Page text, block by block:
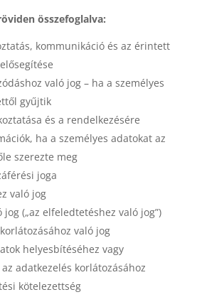
összefoglalva:
kommunikáció és az érintett
való jog – ha a személyes
gyűjtik
és a rendelkezésére
ha a személyes adatokat az
szerezte meg
joga
való jog
(„az elfeledtetéshez való jog”)
való jog
helyesbítéséhez vagy
adatkezelés korlátozásához
kötelezettség